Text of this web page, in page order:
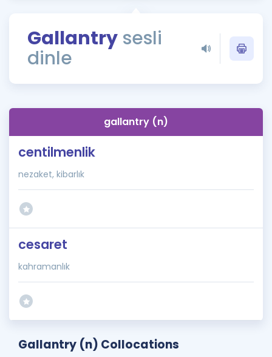
Rehberlik Aracı
ÖSYM Sınav Takvimi
İngilizce Gramer
Gallantry sesli
dinle
gallantry (n)
centilmenlik
nezaket, kibarlık
cesaret
kahramanlık
Gallantry (n) Collocations